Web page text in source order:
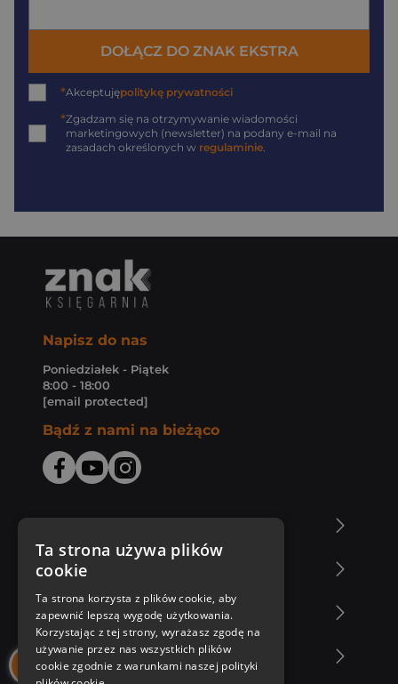
DOŁĄCZ DO ZNAK EKSTRA
*Akceptujępolitykę prywatności
*Zgadzam się na otrzymywanie wiadomości
marketingowych (newsletter) na podany e-mail na
zasadach określonych w regulaminie.
Napisz do nas
Poniedziałek - Piątek
8:00 - 18:00
[email protected]
Bądź z nami na bieżąco
Zakupy u nas
Nasza oferta
Nasi autorzy
Ta strona używa plików
cookie
Ta strona korzysta z plików cookie, aby
zapewnić lepszą wygodę użytkowania.
Korzystając z tej strony, wyrażasz zgodę na
używanie przez nas wszystkich plików
cookie zgodnie z warunkami naszej polityki